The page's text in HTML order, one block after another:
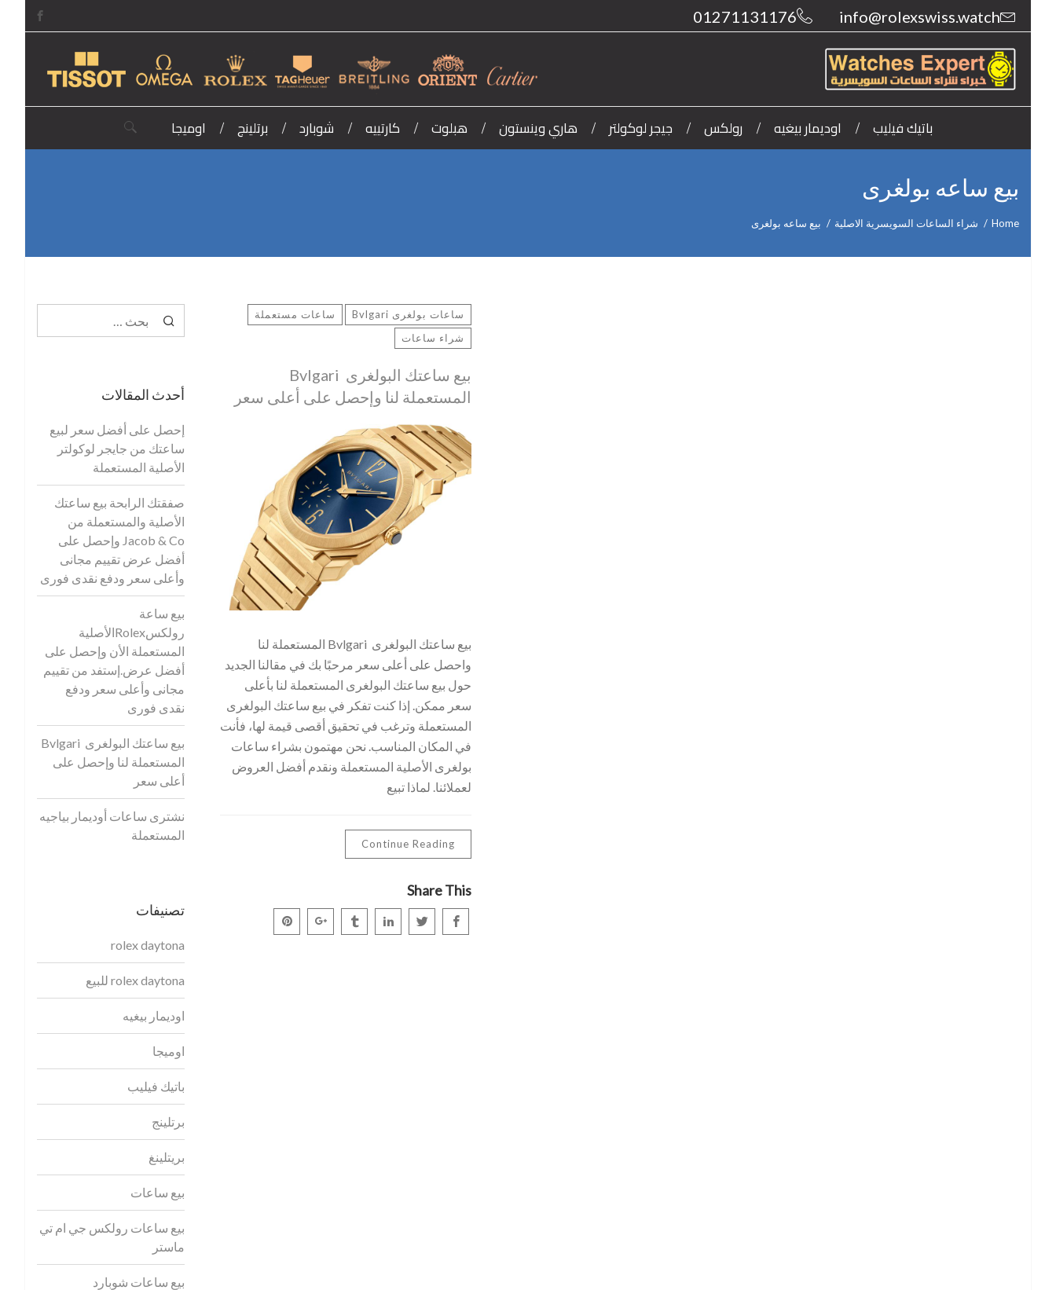
info@rolexswiss.watch
01271131176
باتيك فيليب اوديمار بيغيه رولكس جيجر لوكولتر هاري وينستون هبلوت كارتييه شوبارد برتلينج اوميجا
بيع ساعه بولغرى
Home شراء الساعات السويسرية الاصلية بيع ساعه بولغرى
ساعات بولغرى Bvlgari
ساعات مستعملة
شراء ساعات
بيع ساعتك البولغرى Bvlgari
المستعملة لنا وإحصل على أعلى سعر
بيع ساعتك البولغرى Bvlgari المستعملة لنا
واحصل على أعلى سعر مرحبًا بك في مقالنا الجديد
حول بيع ساعتك البولغرى المستعملة لنا بأعلى
سعر ممكن. إذا كنت تفكر في بيع ساعتك البولغرى
المستعملة وترغب في تحقيق أقصى قيمة لها، فأنت
في المكان المناسب. نحن مهتمون بشراء ساعات
بولغرى الأصلية المستعملة ونقدم أفضل العروض
لعملائنا. لماذا تبيع
Continue Reading
Share This
البحث
عن:
أحدث المقالات
إحصل على أفضل سعر لبيع
ساعتك من جايجر لوكولتر
الأصلية المستعملة
صفقتك الرابحة بيع ساعتك
الأصلية والمستعملة من
Jacob & Co وإحصل على
أفضل عرض تقييم مجانى
وأعلى سعر ودفع نقدى فورى
بيع ساعة
رولكسRolexالأصلية
المستعملة الأن وإحصل على
أفضل عرض.إستفد من تقييم
مجانى وأعلى سعر ودفع
نقدى فورى
بيع ساعتك البولغرى Bvlgari
المستعملة لنا وإحصل على
أعلى سعر
نشترى ساعات أوديمار بياجيه
المستعملة
تصنيفات
rolex daytona
rolex daytona للبيع
اوديمار بيغيه
اوميجا
باتيك فيليب
برتلينج
بريتلينغ
بيع ساعات
بيع ساعات رولكس جي ام تي
ماستر
بيع ساعات شوبارد